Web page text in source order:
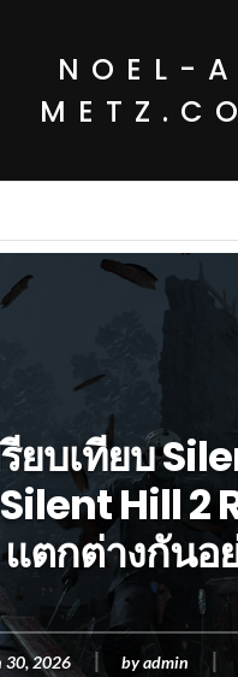
NOEL-
ยบเทียบ
Hill 2
แตกต่างกันอ
30, 2026 byadmin